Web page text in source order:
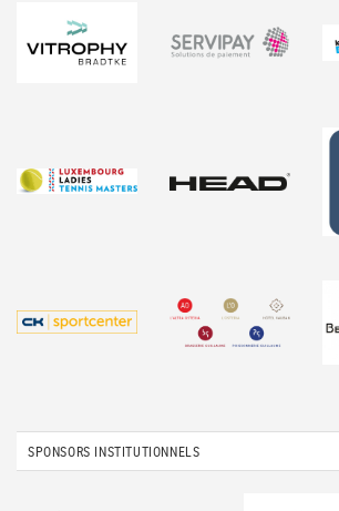
SPONSORS INSTITUTIONNELS